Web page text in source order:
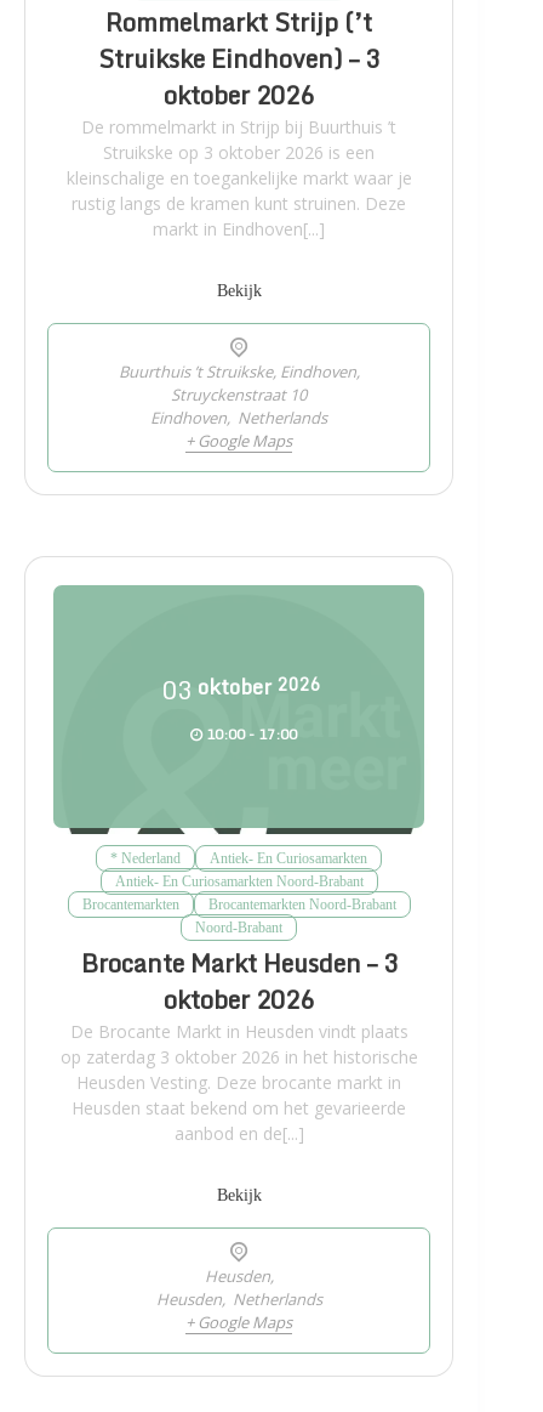
Rommelmarkt Strijp (’t
Struikske Eindhoven) – 3
oktober 2026
De rommelmarkt in Strijp bij Buurthuis ’t
Struikske op 3 oktober 2026 is een
kleinschalige en toegankelijke markt waar je
rustig langs de kramen kunt struinen. Deze
markt in Eindhoven[...]
Bekijk
Buurthuis ’t Struikske, Eindhoven,
Struyckenstraat 10
Eindhoven, Netherlands
+ Google Maps
03 oktober 2026
10:00 - 17:00
* Nederland
Antiek- En Curiosamarkten
Antiek- En Curiosamarkten Noord-Brabant
Brocantemarkten
Brocantemarkten Noord-Brabant
Noord-Brabant
Brocante Markt Heusden – 3
oktober 2026
De Brocante Markt in Heusden vindt plaats
op zaterdag 3 oktober 2026 in het historische
Heusden Vesting. Deze brocante markt in
Heusden staat bekend om het gevarieerde
aanbod en de[...]
Bekijk
Heusden,
Heusden, Netherlands
+ Google Maps